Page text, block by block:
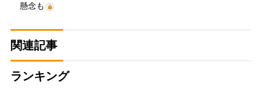
懸念も
関連記事
ランキング